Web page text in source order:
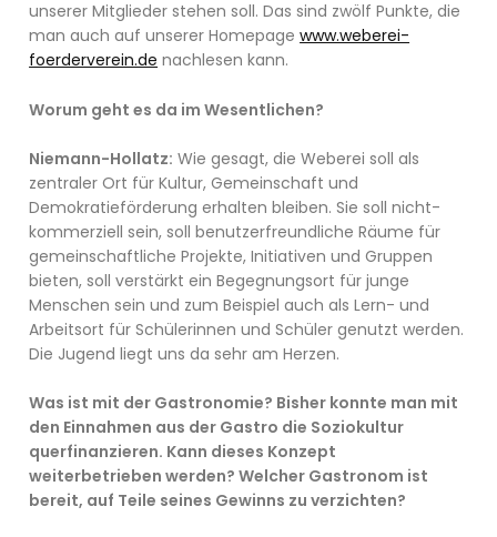
unserer Mitglieder stehen soll. Das sind zwölf Punkte, die
man auch auf unserer Homepagewww.weberei-
foerderverein.de nachlesen kann.
Worum geht es da im Wesentlichen?
Niemann-Hollatz: Wie gesagt, die Weberei soll als
zentraler Ort für Kultur, Gemeinschaft und
Demokratieförderung erhalten bleiben. Sie soll nicht-
kommerziell sein, soll benutzerfreundliche Räume für
gemeinschaftliche Projekte, Initiativen und Gruppen
bieten, soll verstärkt ein Begegnungsort für junge
Menschen sein und zum Beispiel auch als Lern- und
Arbeitsort für Schülerinnen und Schüler genutzt werden.
Die Jugend liegt uns da sehr am Herzen.
Was ist mit der Gastronomie? Bisher konnte man mit
den Einnahmen aus der Gastro die Soziokultur
querfinanzieren. Kann dieses Konzept
weiterbetrieben werden? Welcher Gastronom ist
bereit, auf Teile seines Gewinns zu verzichten?